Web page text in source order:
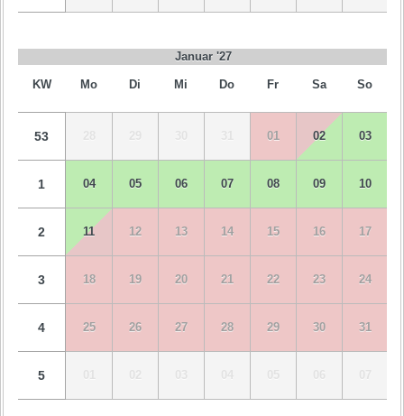
Januar '27
KW Mo Di Mi Do Fr Sa So
53 28 29 30 31 01 02 03
1 04 05 06 07 08 09 10
2 11 12 13 14 15 16 17
3 18 19 20 21 22 23 24
4 25 26 27 28 29 30 31
5 02 03 05 06